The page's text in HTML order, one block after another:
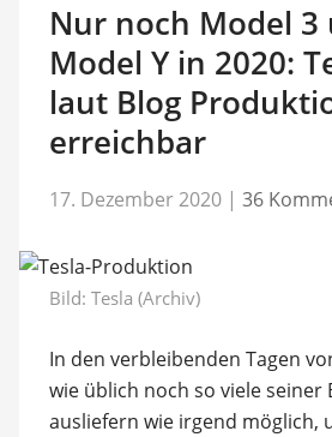
Nur noch Model 3
Model Y in 2020:
laut Blog
erreichbar
17. Dezember 2020 | 36
Bild: Tesla (Archiv)
In den verbleibenden Tagen
wie üblich noch so viele seiner
ausliefern wie irgend möglich,